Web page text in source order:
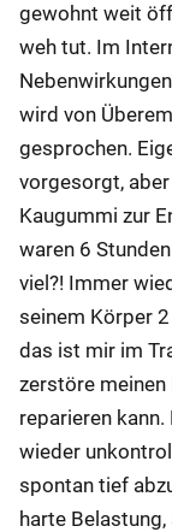
gewohnt weit
weh tut. Im
wird von
gesprochen.
vorgesorgt,
Kaugummi zur
waren 6
viel?! Immer
seinem Körper
das ist mir im
zerstöre meinen
reparieren
wieder
spontan tief
harte